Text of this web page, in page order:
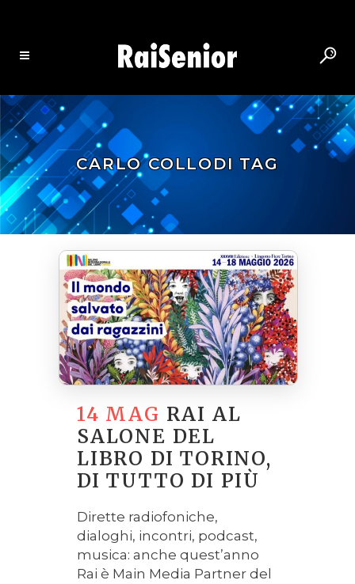
CARLO COLLODI TAG
14 MAG RAI AL
SALONE DEL
LIBRO DI TORINO,
DI TUTTO DI PIÙ
Dirette radiofoniche,
dialoghi, incontri, podcast,
musica: anche quest’anno
Rai è Main Media Partner del